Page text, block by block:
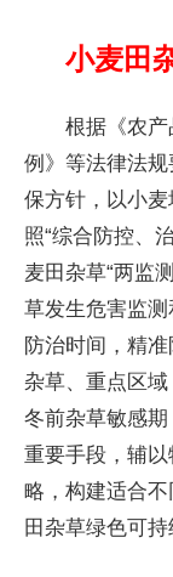
小麦田
根据《农
例》等法律法规
保方针，以小
照“综合防控、
麦田杂草“两监
草发生危害监
防治时间，精
杂草、重点区
冬前杂草敏感
重要手段，辅
略，构建适合
田杂草绿色可持